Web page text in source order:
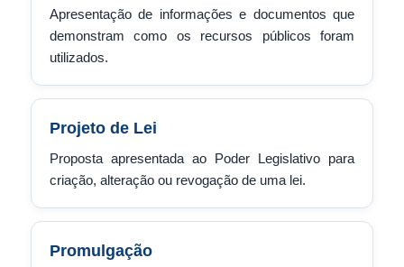
Apresentação de informações e documentos que
demonstram como os recursos públicos foram
utilizados.
Projeto de Lei
Proposta apresentada ao Poder Legislativo para
criação, alteração ou revogação de uma lei.
Promulgação